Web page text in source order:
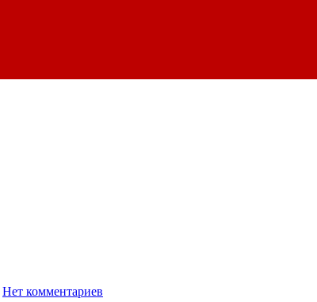
Нет комментариев